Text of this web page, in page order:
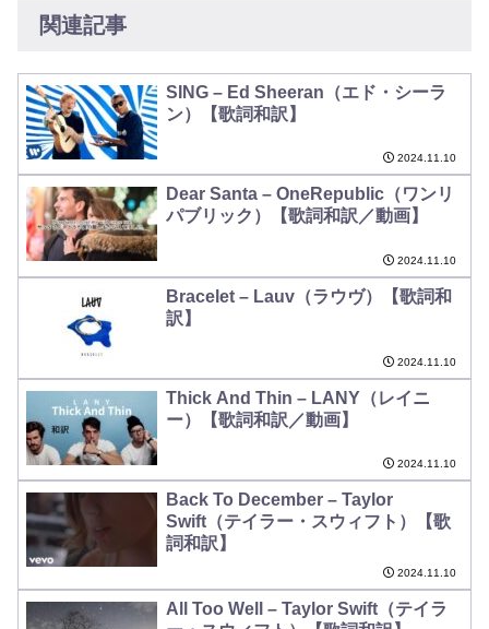
関連記事
SING – Ed Sheeran（エド・シーラ
ン）【歌詞和訳】
2024.11.10
Dear Santa – OneRepublic（ワンリ
パブリック）【歌詞和訳／動画】
2024.11.10
Bracelet – Lauv（ラウヴ）【歌詞和
訳】
2024.11.10
Thick And Thin – LANY（レイニ
ー）【歌詞和訳／動画】
2024.11.10
Back To December – Taylor
Swift（テイラー・スウィフト）【歌
詞和訳】
2024.11.10
All Too Well – Taylor Swift（テイラ